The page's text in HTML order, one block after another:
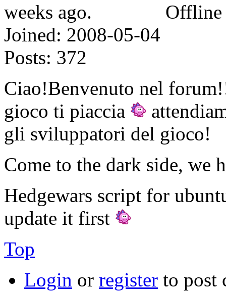
Offline
Joined: 2008-05-04
Posts: 372
Ciao!Benvenuto nel
gioco ti piaccia
gli sviluppatori del gioco!
Come to the dark side, we
Hedgewars script for
update it first
Top
Login or register to post